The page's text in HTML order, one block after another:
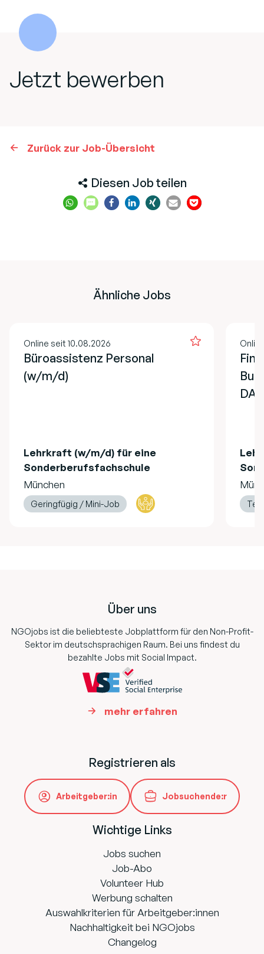
Jetzt bewerben
Zurück zur Job-Übersicht
Diesen Job teilen
Ähnliche Jobs
Online seit 10.08.2026
Büroassistenz Personal
(w/m/d)
Lehrkraft (w/m/d) für eine
Sonderberufsfachschule
München
Geringfügig / Mini-Job
Über uns
NGOjobs ist die beliebteste Jobplattform für den Non-Profit-
Sektor im deutschsprachigen Raum. Bei uns findest du
bezahlte Jobs mit Social Impact.
mehr erfahren
Registrieren als
Arbeitgeber:in Jobsuchende:r
Wichtige Links
Jobs suchen
Job-Abo
Volunteer Hub
Werbung schalten
Auswahlkriterien für Arbeitgeber:innen
Nachhaltigkeit bei NGOjobs
Changelog